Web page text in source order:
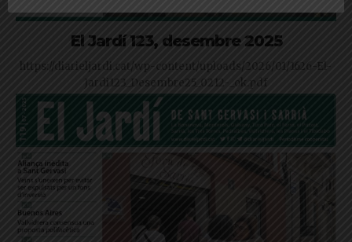
El Jardí 123, desembre 2025
https://diarieljardi.cat/wp-content/uploads/2026/01/1626-El-
Jardi123_Desembre25_0212-_ok.pdf